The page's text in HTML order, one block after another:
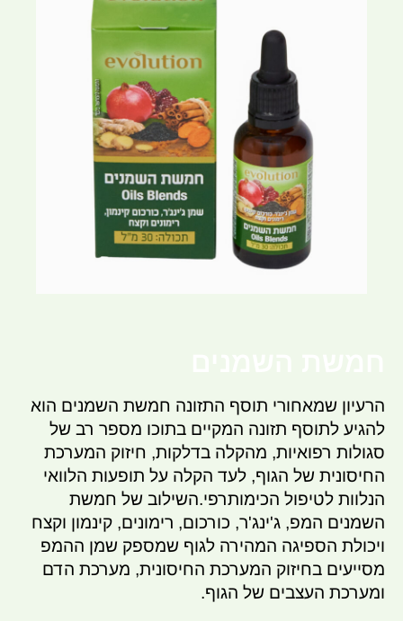
הרעיון שמאחורי תוסף התזונה חמשת השמנים הוא
להגיע לתוסף תזונה המקיים בתוכו מספר רב של
סגולות רפואיות, מהקלה בדלקות, חיזוק המערכת
החיסונית של הגוף, לעד הקלה על תופעות הלוואי
הנלוות לטיפול הכימותרפי.השילוב של חמשת
השמנים המפ, ג'ינג'ר, כורכום, רימונים, קינמון וקצח
ויכולת הספיגה המהירה לגוף שמספק שמן ההמפ
מסייעים בחיזוק המערכת החיסונית, מערכת הדם
ומערכת העצבים של הגוף.